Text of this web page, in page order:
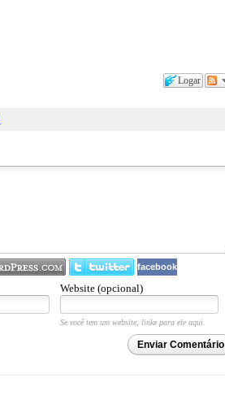
Logar
facebook
Website (opcional)
Se você tem um website, linke para ele aqui.
Enviar Comentário